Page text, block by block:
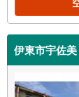
伊東市宇佐美